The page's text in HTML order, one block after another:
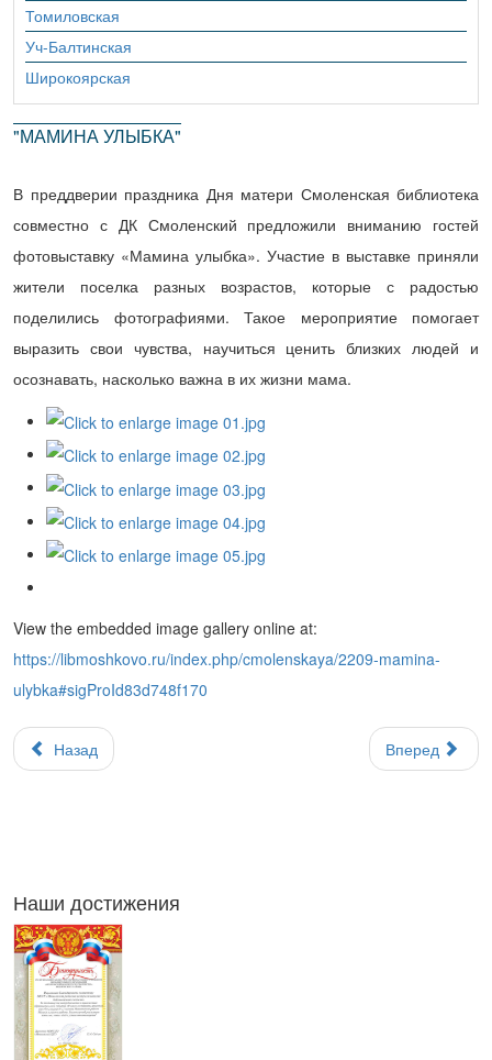
Томиловская
Уч-Балтинская
Широкоярская
"МАМИНА УЛЫБКА"
В преддверии праздника Дня матери Смоленская библиотека
совместно с ДК Смоленский предложили вниманию гостей
фотовыставку «Мамина улыбка». Участие в выставке приняли
жители поселка разных возрастов, которые с радостью
поделились фотографиями. Такое мероприятие помогает
выразить свои чувства, научиться ценить близких людей и
осознавать, насколько важна в их жизни мама.
View the embedded image gallery online at:
https://libmoshkovo.ru/index.php/cmolenskaya/2209-mamina-
ulybka#sigProId83d748f170
Назад Вперед
Наши достижения